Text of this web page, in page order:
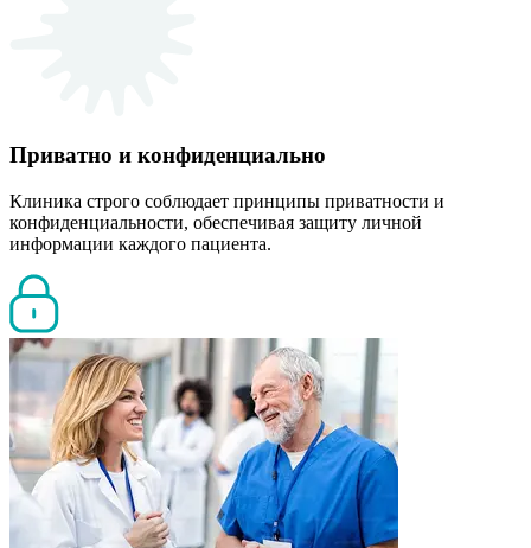
Приватно и конфиденциально
Клиника строго соблюдает принципы приватности и
конфиденциальности, обеспечивая защиту личной
информации каждого пациента.